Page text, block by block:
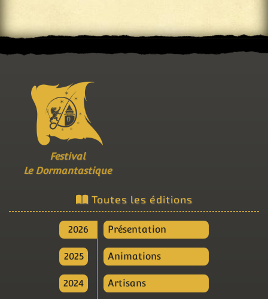
Festival
Le Dormantastique
Toutes les éditions
2026
2025
2024
Présentation
Animations
Artisans